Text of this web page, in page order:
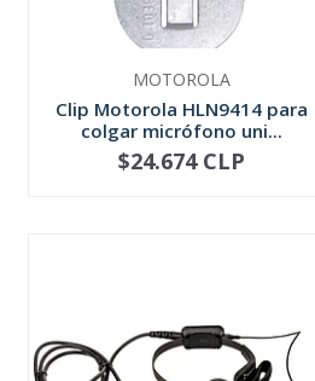
MOTOROLA
Clip Motorola HLN9414 para
colgar micrófono uni...
+
$24.674 CLP